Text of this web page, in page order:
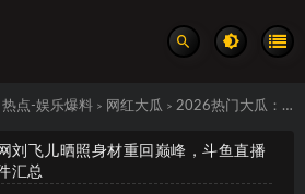
点-娱乐爆料 > 网红大瓜 > 2026热门大瓜：秀人网刘飞儿晒照身材重回巅峰，斗鱼直播起身展示美腰 真实事件汇总
刘飞儿晒照身材重回巅峰，斗鱼直播
汇总